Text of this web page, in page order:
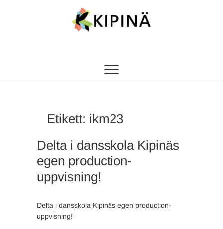
Etikett: ikm23
Delta i dansskola Kipinäs
egen production-
uppvisning!
Delta i dansskola Kipinäs egen production-
uppvisning!